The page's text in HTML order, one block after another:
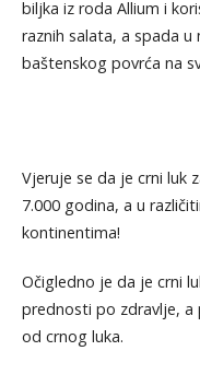
biljka iz roda Allium i
raznih salata, a spada
baštenskog povrća na
Vjeruje se da je crni luk
7.000 godina, a u
kontinentima!
Očigledno je da je crni
prednosti po zdravlje, a
od crnog luka.